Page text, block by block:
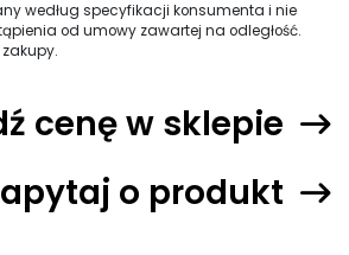
według specyfikacji konsumenta i nie
od umowy zawartej na odległość.
cenę w sklepie
o produkt